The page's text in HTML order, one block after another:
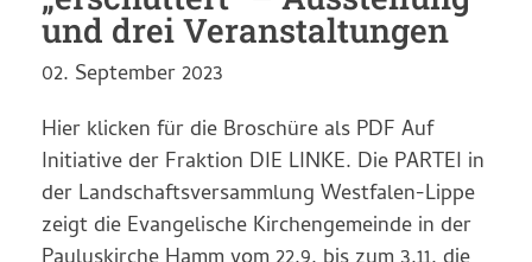
und drei Veranstaltungen
02. September 2023
Hier klicken für die Broschüre als PDF Auf
Initiative der Fraktion DIE LINKE. Die PARTEI in
der Landschaftsversammlung Westfalen-Lippe
zeigt die Evangelische Kirchengemeinde in der